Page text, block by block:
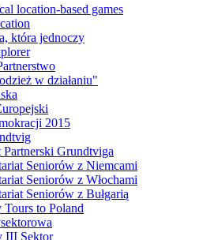
location-based games
która jednoczy
w działaniu"
2015
Partnerski Grundtviga
Seniorów z Niemcami
Seniorów z Włochami
Seniorów z Bułgarią
to Poland
III Sektor